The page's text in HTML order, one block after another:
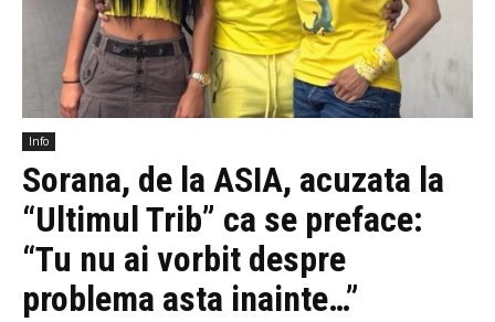
Info
Sorana, de la ASIA, acuzata la
“Ultimul Trib” ca se preface:
“Tu nu ai vorbit despre
problema asta inainte…”